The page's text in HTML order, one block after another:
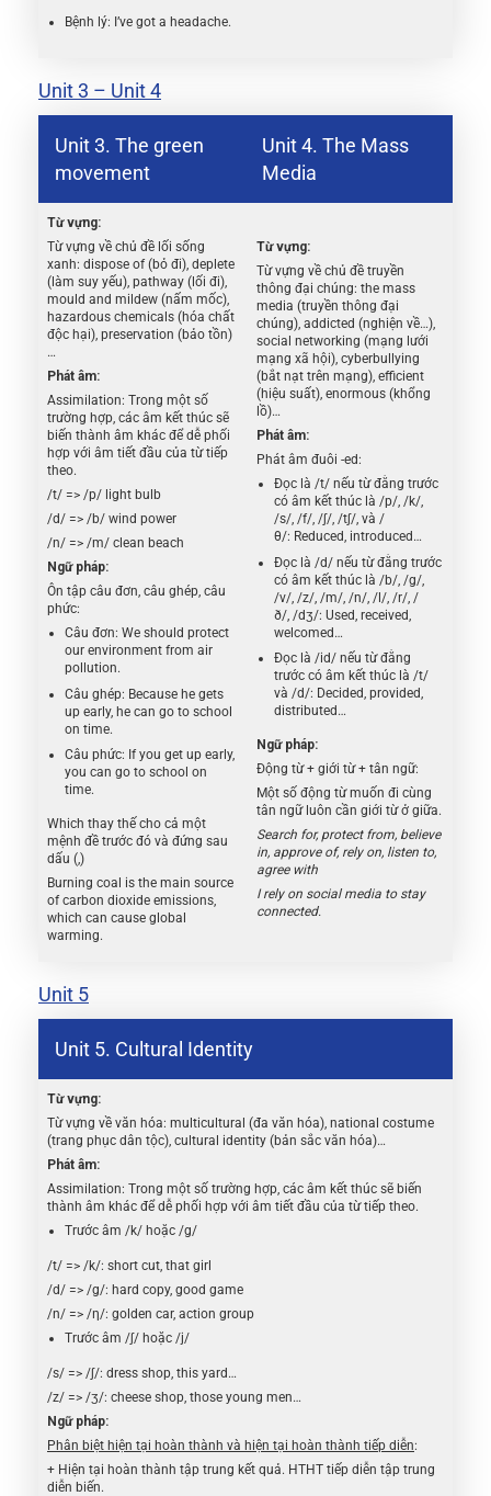
Bệnh lý: I’ve got a headache.
Unit 3 – Unit 4
Unit 3. The green
movement
Unit 4. The Mass
Media
Từ vựng:
Từ vựng về chủ đề lối sống
xanh: dispose of (bỏ đi), deplete
(làm suy yếu), pathway (lối đi),
mould and mildew (nấm mốc),
hazardous chemicals (hóa chất
độc hại), preservation (bảo tồn)
…
Phát âm:
Assimilation: Trong một số
trường hợp, các âm kết thúc sẽ
biến thành âm khác để dễ phối
hợp với âm tiết đầu của từ tiếp
theo.
/t/ => /p/ light bulb
/d/ => /b/ wind power
/n/ => /m/ clean beach
Ngữ pháp:
Ôn tập câu đơn, câu ghép, câu
phức:
Câu đơn: We should protect
our environment from air
pollution.
Câu ghép: Because he gets
up early, he can go to school
on time.
Câu phức: If you get up early,
you can go to school on
time.
Which thay thế cho cả một
mệnh đề trước đó và đứng sau
dấu (,)
Burning coal is the main source
of carbon dioxide emissions,
which can cause global
warming.
Từ vựng:
Từ vựng về chủ đề truyền
thông đại chúng: the mass
media (truyền thông đại
chúng), addicted (nghiện về…),
social networking (mạng lưới
mạng xã hội), cyberbullying
(bắt nạt trên mạng), efficient
(hiệu suất), enormous (khổng
lồ)…
Phát âm:
Phát âm đuôi -ed:
Đọc là /t/ nếu từ đằng trước
có âm kết thúc là /p/, /k/,
/s/, /f/, /ʃ/, /tʃ/, và /
θ/: Reduced, introduced…
Đọc là /d/ nếu từ đằng trước
có âm kết thúc là /b/, /g/,
/v/, /z/, /m/, /n/, /l/, /r/, /
ð/, /dʒ/: Used, received,
welcomed…
Đọc là /id/ nếu từ đằng
trước có âm kết thúc là /t/
và /d/: Decided, provided,
distributed…
Ngữ pháp:
Động từ + giới từ + tân ngữ:
Một số động từ muốn đi cùng
tân ngữ luôn cần giới từ ở giữa.
Search for, protect from, believe
in, approve of, rely on, listen to,
agree with
I rely on social media to stay
connected.
Unit 5
Unit 5. Cultural Identity
Từ vựng:
Từ vựng về văn hóa: multicultural (đa văn hóa), national costume
(trang phục dân tộc), cultural identity (bản sắc văn hóa)…
Phát âm:
Assimilation: Trong một số trường hợp, các âm kết thúc sẽ biến
thành âm khác để dễ phối hợp với âm tiết đầu của từ tiếp theo.
Trước âm /k/ hoặc /g/
/t/ => /k/: short cut, that girl
/d/ => /g/: hard copy, good game
/n/ => /η/: golden car, action group
Trước âm /ʃ/ hoặc /j/
/s/ => /ʃ/: dress shop, this yard…
/z/ => /ʒ/: cheese shop, those young men…
Ngữ pháp:
Phân biệt hiện tại hoàn thành và hiện tại hoàn thành tiếp diễn:
+ Hiện tại hoàn thành tập trung kết quả. HTHT tiếp diễn tập trung
diễn biến.